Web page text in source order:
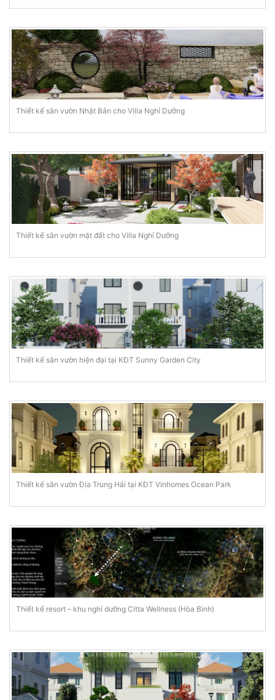
Thiết kế sân vườn Nhật Bản cho Villa Nghỉ Dưỡng
Thiết kế sân vườn mặt đất cho Villa Nghỉ Dưỡng
Thiết kế sân vườn hiện đại tại KĐT Sunny Garden City
Thiết kế sân vườn Địa Trung Hải tại KĐT Vinhomes Ocean Park
Thiết kế resort – khu nghỉ dưỡng Citta Wellness (Hòa Bình)